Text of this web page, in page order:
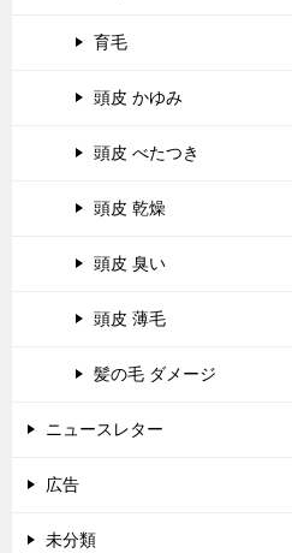
育毛
頭皮 かゆみ
頭皮 べたつき
頭皮 乾燥
頭皮 臭い
頭皮 薄毛
髪の毛 ダメージ
ニュースレター
広告
未分類